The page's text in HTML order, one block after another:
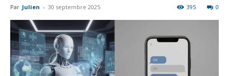
Par Julien - 30 septembre 2025 0
395